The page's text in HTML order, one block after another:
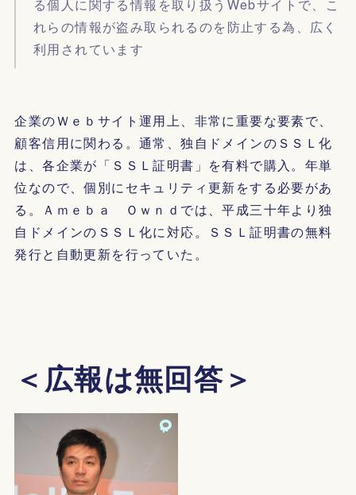
る個人に関する情報を取り扱うWebサイトで、こ
れらの情報が盗み取られるのを防止する為、広く
利用されています
企業のＷｅｂサイト運用上、非常に重要な要素で、
顧客信用に関わる。通常、独自ドメインのＳＳＬ化
は、各企業が「ＳＳＬ証明書」を有料で購入。年単
位なので、個別にセキュリティ更新をする必要があ
る。Ａｍｅｂａ Ｏｗｎｄでは、平成三十年より独
自ドメインのＳＳＬ化に対応。ＳＳＬ証明書の無料
発行と自動更新を行っていた。
＜広報は無回答＞